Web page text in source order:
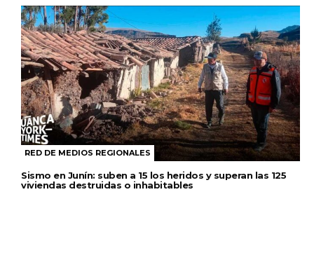
RED DE MEDIOS REGIONALES
Sismo en Junín: suben a 15 los heridos y superan las 125
viviendas destruidas o inhabitables